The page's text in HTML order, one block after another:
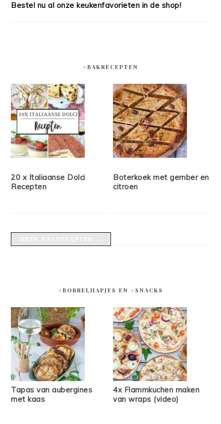
Bestel nu al onze keukenfavorieten in de shop!
#BAKRECEPTEN
20 x Italiaanse Dolci
Recepten
Boterkoek met gember en
citroen
#BORRELHAPJES EN #SNACKS
Tapas van aubergines
met kaas
4x Flammkuchen maken
van wraps (video)